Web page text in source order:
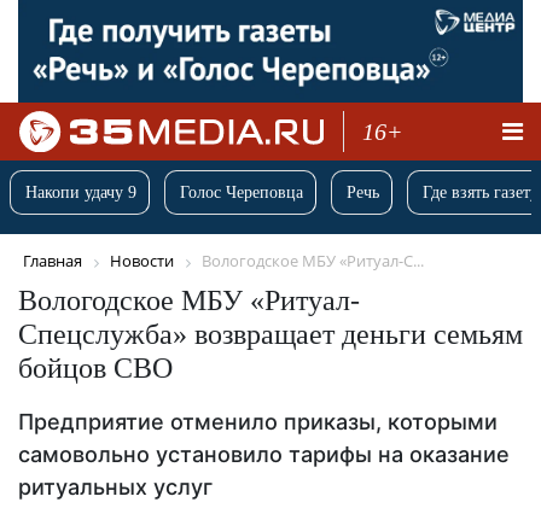
16+
Накопи удачу 9 Голос Череповца Речь Где взять
Главная Новости Вологодское МБУ «Ритуал-С...
Вологодское МБУ «Ритуал-
Спецслужба» возвращает деньги семьям
бойцов СВО
Предприятие отменило приказы, которыми
самовольно установило тарифы на оказание
ритуальных услуг